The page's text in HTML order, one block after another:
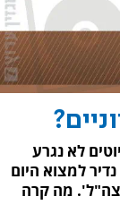
לא נגרע
למצוא היום
'צה"ל'. מה קרה